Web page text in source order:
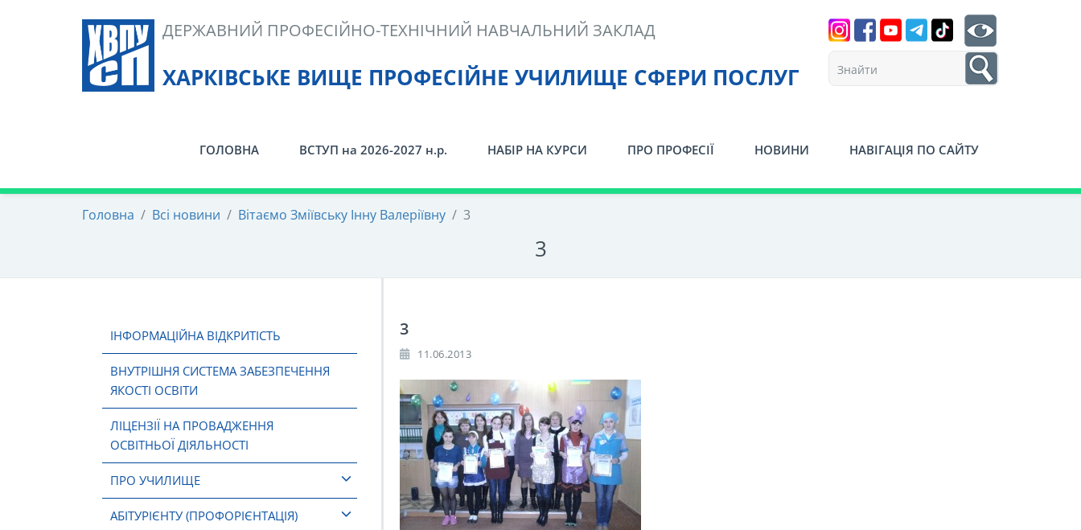
ХАРКІВСЬКЕ ВИЩЕ ПРОФЕСІЙНЕ УЧИЛИЩЕ СФЕРИ ПОСЛУГ
ДЕРЖАВНИЙ ПРОФЕСІЙНО-ТЕХНІЧНИЙ НАВЧАЛЬНИЙ ЗАКЛАД
1
ГОЛОВНА ВСТУП на 2026-2027 н.р. НАБІР НА КУРСИ ПРО ПРОФЕСІЇ НОВИНИ НАВІГАЦІЯ ПО САЙТУ
Головна / Всі новини / Вітаємо Зміївську Інну Валеріївну / 3
3
ІНФОРМАЦІЙНА ВІДКРИТІСТЬ
ВНУТРІШНЯ СИСТЕМА ЗАБЕЗПЕЧЕННЯ
ЯКОСТІ ОСВІТИ
ЛІЦЕНЗІЇ НА ПРОВАДЖЕННЯ
ОСВІТНЬОЇ ДІЯЛЬНОСТІ
ПРО УЧИЛИЩЕ
АБІТУРІЄНТУ (ПРОФОРІЄНТАЦІЯ)
3
11.06.2013